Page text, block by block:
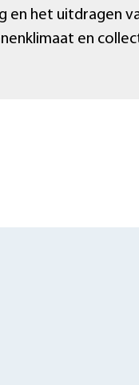
en het uitdragen
en